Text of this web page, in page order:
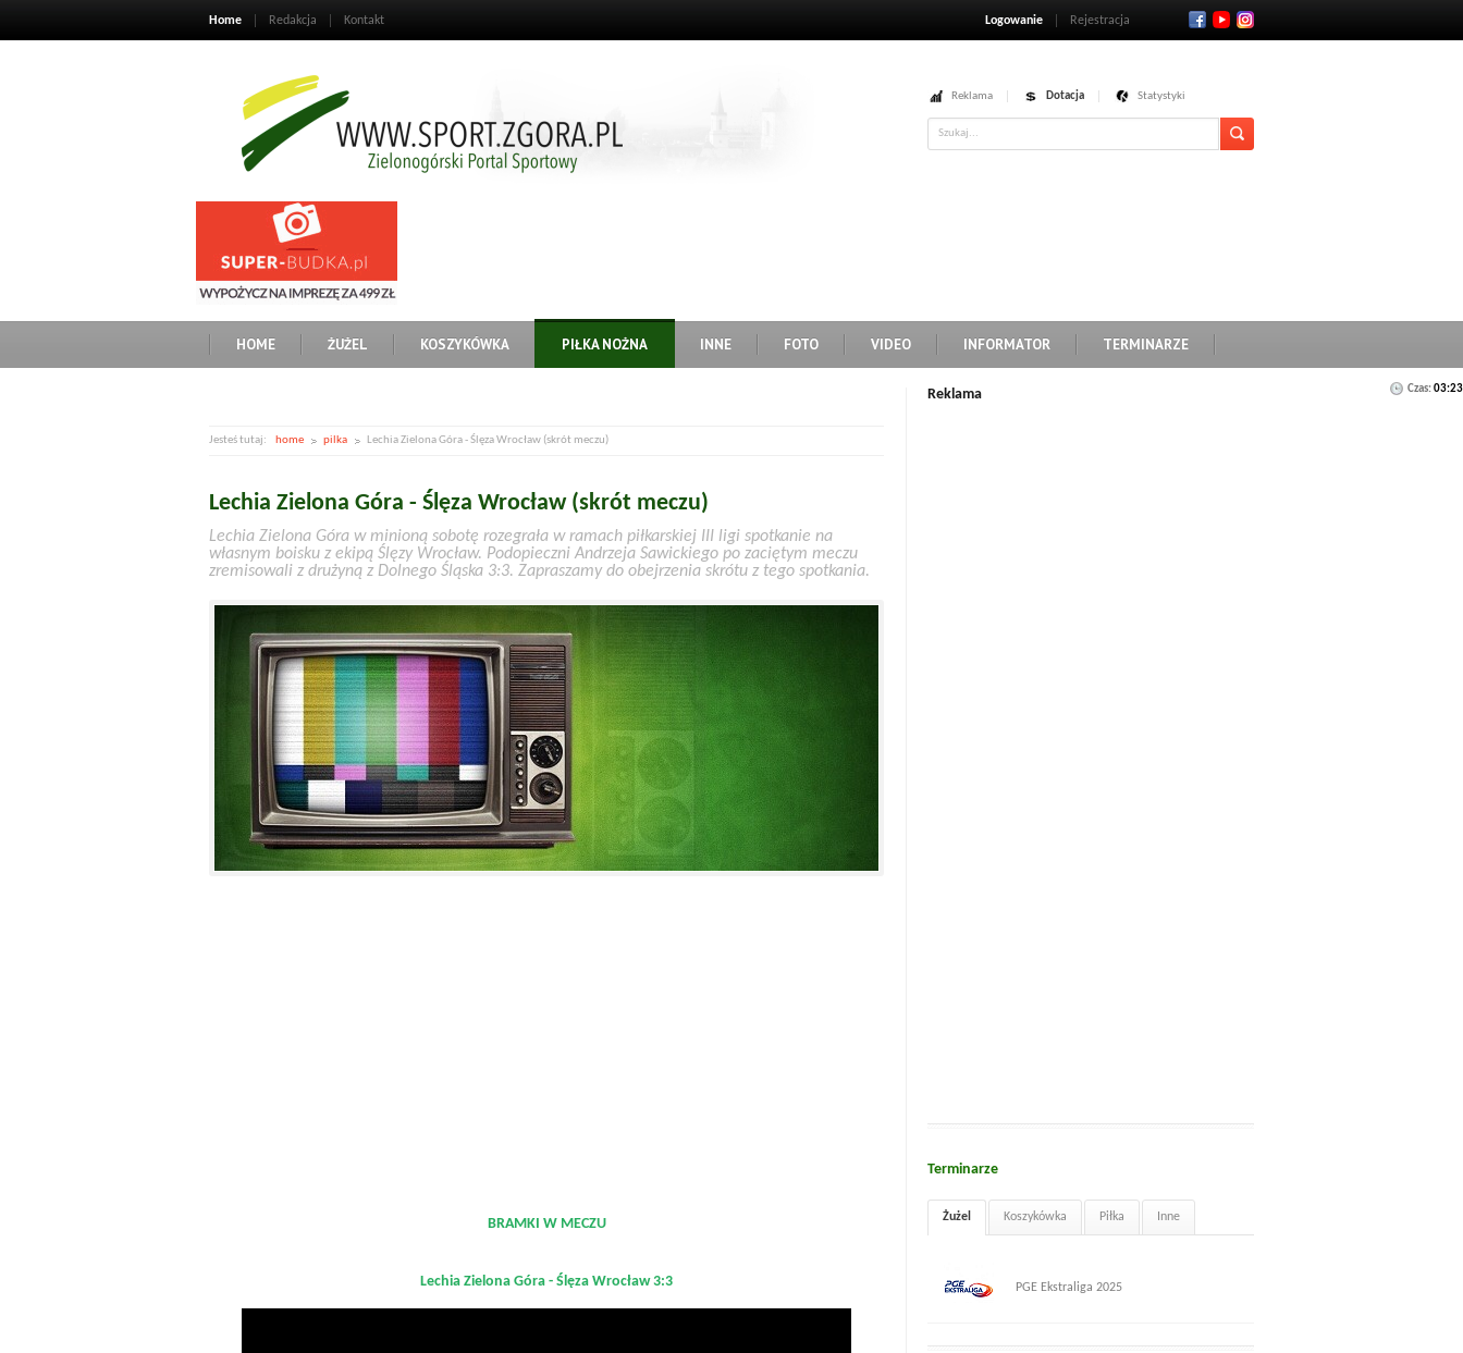
Home Redakcja Kontakt Logowanie Rejestracja
Reklama Dotacja Statystyki
HOME ŻUŻEL KOSZYKÓWKA PIŁKA NOŻNA INNE FOTO VIDEO INFORMATOR TERMINARZE
Czas:03:23
Jesteś tutaj: home pilka Lechia Zielona Góra - Ślęza Wrocław (skrót meczu)
Lechia Zielona Góra - Ślęza Wrocław (skrót meczu)
Lechia Zielona Góra w minioną sobotę rozegrała w ramach piłkarskiej III ligi spotkanie na
własnym boisku z ekipą Ślęzy Wrocław. Podopieczni Andrzeja Sawickiego po zaciętym meczu
zremisowali z drużyną z Dolnego Śląska 3:3. Zapraszamy do obejrzenia skrótu z tego spotkania.
BRAMKI W MECZU
Lechia Zielona Góra - Ślęza Wrocław 3:3
Reklama
Terminarze
Żużel Koszykówka Piłka Inne
PGE Ekstraliga 2025